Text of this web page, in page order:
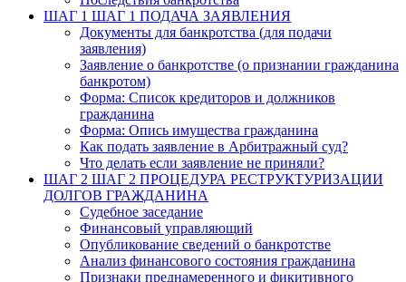
ШАГ 1 ШАГ 1 ПОДАЧА ЗАЯВЛЕНИЯ
Документы для банкротства (для подачи
заявления)
Заявление о банкротстве (о признании гражданина
банкротом)
Форма: Список кредиторов и должников
гражданина
Форма: Опись имущества гражданина
Как подать заявление в Арбитражный суд?
Что делать если заявление не приняли?
ШАГ 2 ШАГ 2 ПРОЦЕДУРА РЕСТРУКТУРИЗАЦИИ
ДОЛГОВ ГРАЖДАНИНА
Судебное заседание
Финансовый управляющий
Опубликование сведений о банкротстве
Анализ финансового состояния гражданина
Признаки преднамеренного и фикитивного